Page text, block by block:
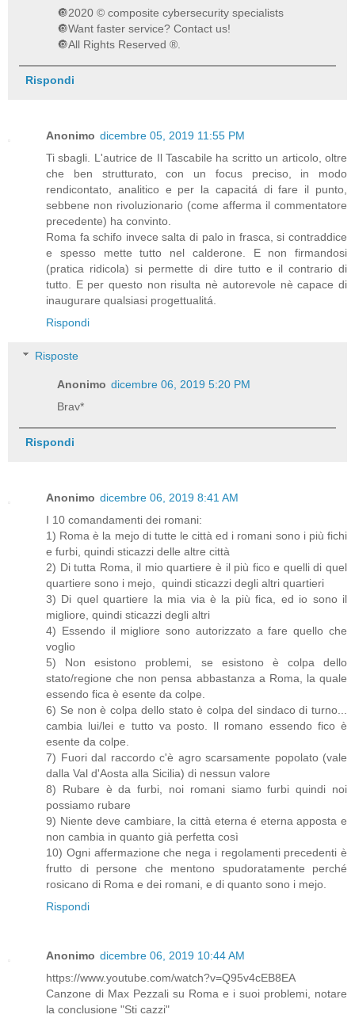
🔘2020 © composite cybersecurity specialists
🔘Want faster service? Contact us!
🔘All Rights Reserved ®️.
Rispondi
Anonimo dicembre 05, 2019 11:55 PM
Ti sbagli. L'autrice de Il Tascabile ha scritto un articolo, oltre
che ben strutturato, con un focus preciso, in modo
rendicontato, analitico e per la capacitá di fare il punto,
sebbene non rivoluzionario (come afferma il commentatore
precedente) ha convinto.
Roma fa schifo invece salta di palo in frasca, si contraddice
e spesso mette tutto nel calderone. E non firmandosi
(pratica ridicola) si permette di dire tutto e il contrario di
tutto. E per questo non risulta nè autorevole nè capace di
inaugurare qualsiasi progettualitá.
Rispondi
Risposte
Anonimo dicembre 06, 2019 5:20 PM
Brav*
Rispondi
Anonimo dicembre 06, 2019 8:41 AM
I 10 comandamenti dei romani:
1) Roma è la mejo di tutte le città ed i romani sono i più fichi
e furbi, quindi sticazzi delle altre città
2) Di tutta Roma, il mio quartiere è il più fico e quelli di quel
quartiere sono i mejo, quindi sticazzi degli altri quartieri
3) Di quel quartiere la mia via è la più fica, ed io sono il
migliore, quindi sticazzi degli altri
4) Essendo il migliore sono autorizzato a fare quello che
voglio
5) Non esistono problemi, se esistono è colpa dello
stato/regione che non pensa abbastanza a Roma, la quale
essendo fica è esente da colpe.
6) Se non è colpa dello stato è colpa del sindaco di turno...
cambia lui/lei e tutto va posto. Il romano essendo fico è
esente da colpe.
7) Fuori dal raccordo c'è agro scarsamente popolato (vale
dalla Val d'Aosta alla Sicilia) di nessun valore
8) Rubare è da furbi, noi romani siamo furbi quindi noi
possiamo rubare
9) Niente deve cambiare, la città eterna é eterna apposta e
non cambia in quanto già perfetta così
10) Ogni affermazione che nega i regolamenti precedenti è
frutto di persone che mentono spudoratamente perché
rosicano di Roma e dei romani, e di quanto sono i mejo.
Rispondi
Anonimo dicembre 06, 2019 10:44 AM
https://www.youtube.com/watch?v=Q95v4cEB8EA
Canzone di Max Pezzali su Roma e i suoi problemi, notare
la conclusione "Sti cazzi"